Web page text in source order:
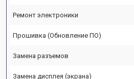
Ремонт электроники
Прошивка (Обновление ПО)
Замена разъемов
Замена дисплея (экрана)